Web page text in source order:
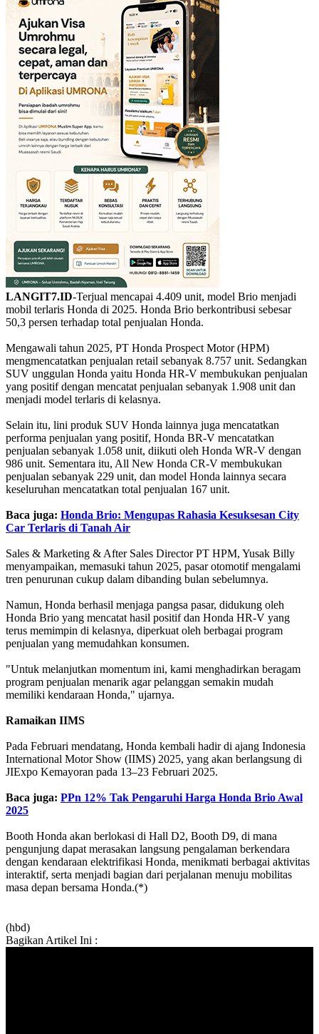
LANGIT7.ID-Terjual mencapai 4.409 unit, model Brio menjadi
mobil terlaris Honda di 2025. Honda Brio berkontribusi sebesar
50,3 persen terhadap total penjualan Honda.
Mengawali tahun 2025, PT Honda Prospect Motor (HPM)
mengmencatatkan penjualan retail sebanyak 8.757 unit. Sedangkan
SUV unggulan Honda yaitu Honda HR-V membukukan penjualan
yang positif dengan mencatat penjualan sebanyak 1.908 unit dan
menjadi model terlaris di kelasnya.
Selain itu, lini produk SUV Honda lainnya juga mencatatkan
performa penjualan yang positif, Honda BR-V mencatatkan
penjualan sebanyak 1.058 unit, diikuti oleh Honda WR-V dengan
986 unit. Sementara itu, All New Honda CR-V membukukan
penjualan sebanyak 229 unit, dan model Honda lainnya secara
keseluruhan mencatatkan total penjualan 167 unit.
Baca juga: Honda Brio: Mengupas Rahasia Kesuksesan City
Car Terlaris di Tanah Air
Sales & Marketing & After Sales Director PT HPM, Yusak Billy
menyampaikan, memasuki tahun 2025, pasar otomotif mengalami
tren penurunan cukup dalam dibanding bulan sebelumnya.
Namun, Honda berhasil menjaga pangsa pasar, didukung oleh
Honda Brio yang mencatat hasil positif dan Honda HR-V yang
terus memimpin di kelasnya, diperkuat oleh berbagai program
penjualan yang memudahkan konsumen.
"Untuk melanjutkan momentum ini, kami menghadirkan beragam
program penjualan menarik agar pelanggan semakin mudah
memiliki kendaraan Honda," ujarnya.
Ramaikan IIMS
Pada Februari mendatang, Honda kembali hadir di ajang Indonesia
International Motor Show (IIMS) 2025, yang akan berlangsung di
JIExpo Kemayoran pada 13–23 Februari 2025.
Baca juga: PPn 12% Tak Pengaruhi Harga Honda Brio Awal
2025
Booth Honda akan berlokasi di Hall D2, Booth D9, di mana
pengunjung dapat merasakan langsung pengalaman berkendara
dengan kendaraan elektrifikasi Honda, menikmati berbagai aktivitas
interaktif, serta menjadi bagian dari perjalanan menuju mobilitas
masa depan bersama Honda.(*)
(hbd)
Bagikan Artikel Ini :